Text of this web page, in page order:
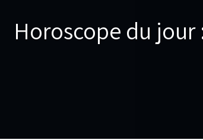
Horoscope du